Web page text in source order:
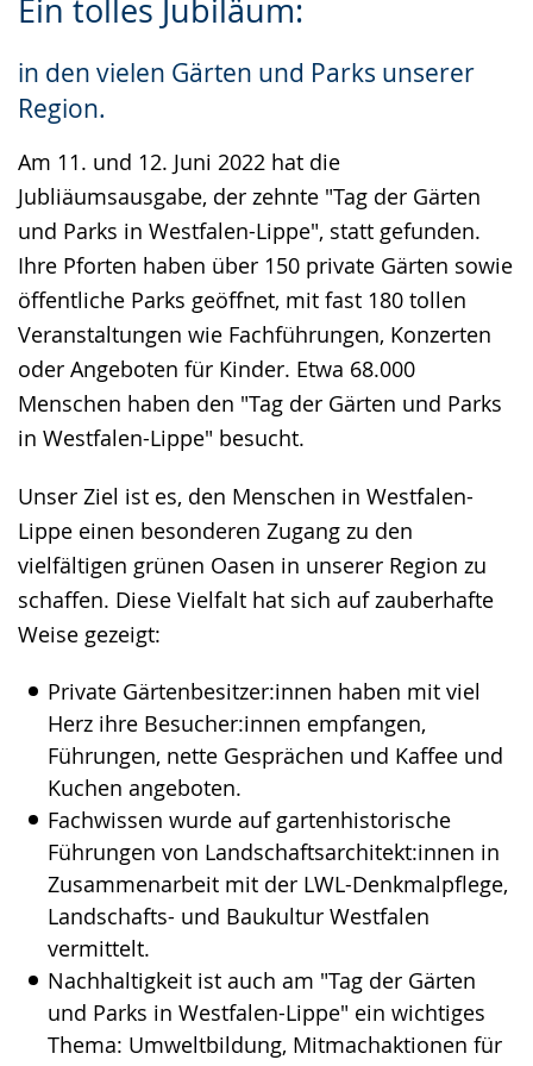
Ein tolles Jubiläum:
in den vielen Gärten und Parks unserer
Region.
Am 11. und 12. Juni 2022 hat die
Jubliäumsausgabe, der zehnte "Tag der Gärten
und Parks in Westfalen-Lippe", statt gefunden.
Ihre Pforten haben über 150 private Gärten sowie
öffentliche Parks geöffnet, mit fast 180 tollen
Veranstaltungen wie Fachführungen, Konzerten
oder Angeboten für Kinder. Etwa 68.000
Menschen haben den "Tag der Gärten und Parks
in Westfalen-Lippe" besucht.
Unser Ziel ist es, den Menschen in Westfalen-
Lippe einen besonderen Zugang zu den
vielfältigen grünen Oasen in unserer Region zu
schaffen. Diese Vielfalt hat sich auf zauberhafte
Weise gezeigt:
Private Gärtenbesitzer:innen haben mit viel
Herz ihre Besucher:innen empfangen,
Führungen, nette Gesprächen und Kaffee und
Kuchen angeboten.
Fachwissen wurde auf gartenhistorische
Führungen von Landschaftsarchitekt:innen in
Zusammenarbeit mit der LWL-Denkmalpflege,
Landschafts- und Baukultur Westfalen
vermittelt.
Nachhaltigkeit ist auch am "Tag der Gärten
und Parks in Westfalen-Lippe" ein wichtiges
Thema: Umweltbildung, Mitmachaktionen für
Leichten
wechseln.
Audio-
Video
Deutscher
Gebärdensprache
wird
angezeigt.